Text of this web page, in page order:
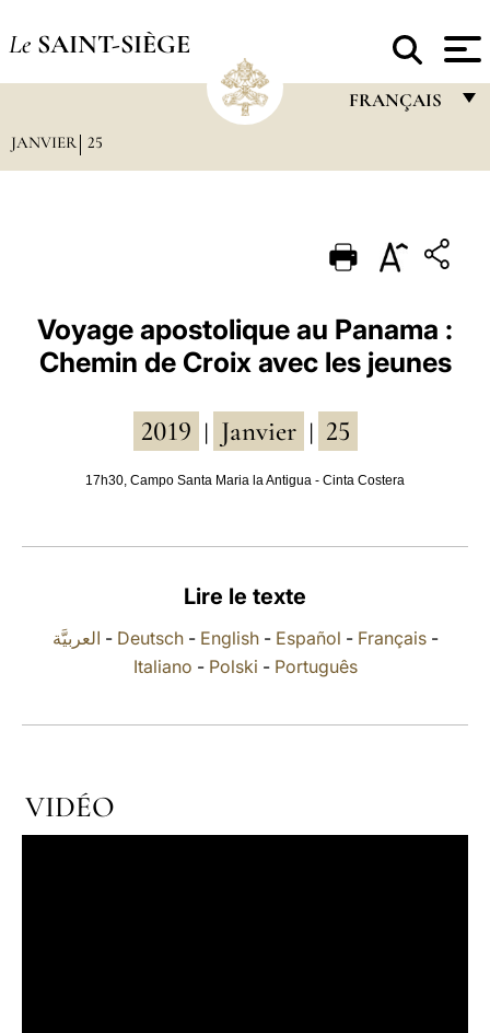
Le SAINT-SIÈGE
FRANÇAIS
PORTUGUÊS
DEUTSCH
العربيّة
中文
JANVIER 25
Voyage apostolique au Panama :
Chemin de Croix avec les jeunes
2019 Janvier 25
17h30, Campo Santa Maria la Antigua - Cinta Costera
Lire le texte
العربيَّة - Deutsch- English- Español - Français-
Italiano - Polski - Português
VIDÉO